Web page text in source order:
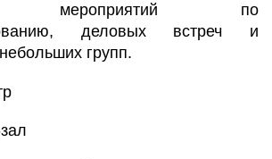
мероприятий по
деловых встреч и
групп.